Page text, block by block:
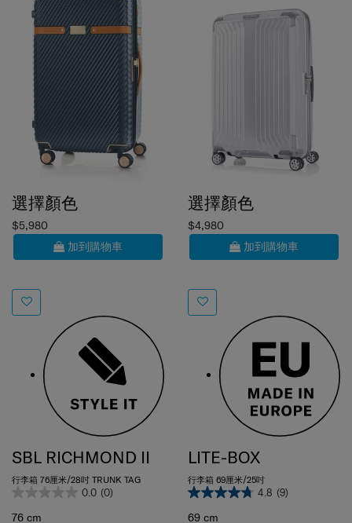
$5,980
加到購物車
SBL RICHMOND II
行李箱 76厘米/28吋 TRUNK TAG
0.0 (0)
76 cm
$4,980
加到購物車
行李箱 69厘米/25吋
4.8
69 cm